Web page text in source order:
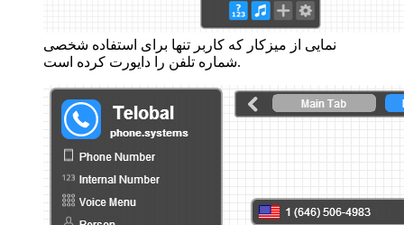
نمایی از میزکار که کاربر تنها برای استفاده شخصی
شماره تلفن را دایورت کرده است.